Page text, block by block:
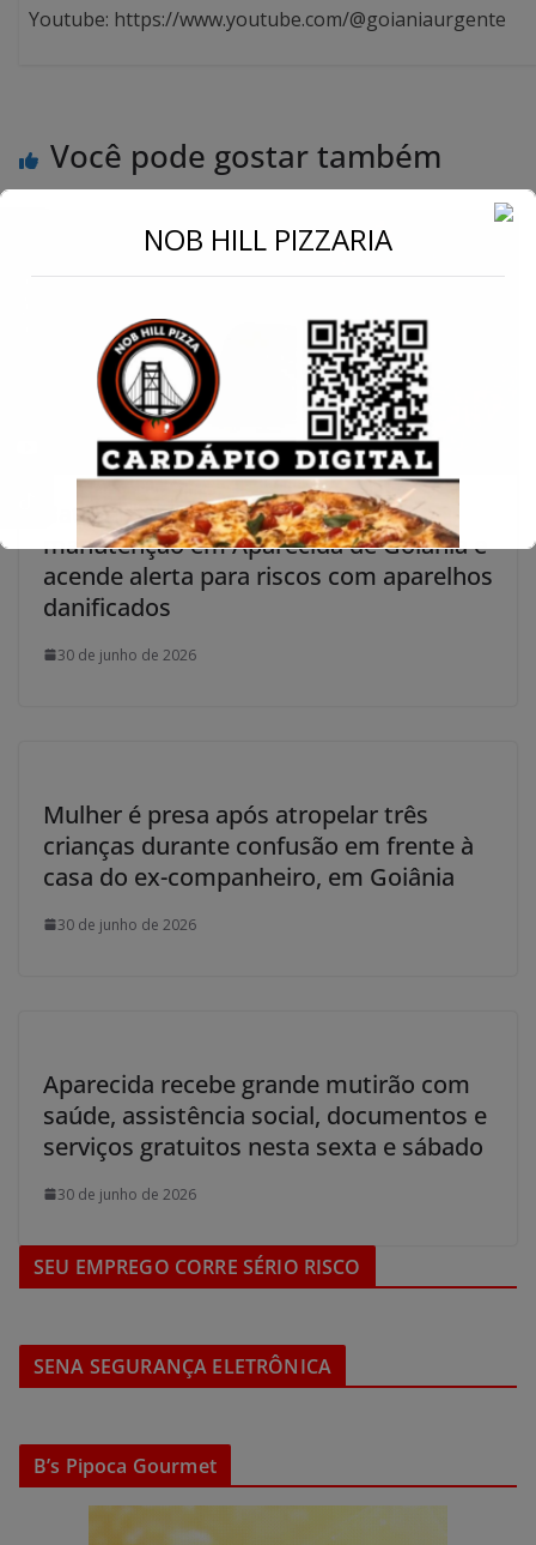
Youtube: https://www.youtube.com/@goianiaurgente
Você pode gostar também
Bateria de celular explode durante
manutenção em Aparecida de Goiânia e
acende alerta para riscos com aparelhos
danificados
30 de junho de 2026
Mulher é presa após atropelar três
crianças durante confusão em frente à
casa do ex-companheiro, em Goiânia
30 de junho de 2026
Aparecida recebe grande mutirão com
saúde, assistência social, documentos e
serviços gratuitos nesta sexta e sábado
30 de junho de 2026
SEU EMPREGO CORRE SÉRIO RISCO
SENA SEGURANÇA ELETRÔNICA
B’s Pipoca Gourmet
NOB HILL PIZZARIA